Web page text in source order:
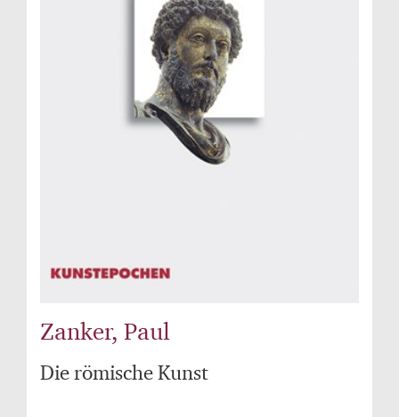
Zanker, Paul
Die römische Kunst